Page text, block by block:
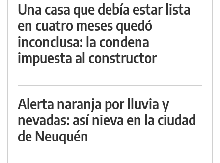
Una casa que debía estar lista
en cuatro meses quedó
inconclusa: la condena
impuesta al constructor
Alerta naranja por lluvia y
nevadas: así nieva en la ciudad
de Neuquén